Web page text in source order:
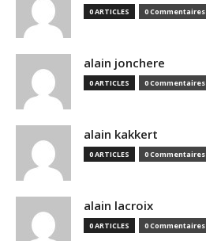
0 ARTICLES 0 Commentaires
alain jonchere
0 ARTICLES 0 Commentaires
alain kakkert
0 ARTICLES 0 Commentaires
alain lacroix
0 ARTICLES 0 Commentaires